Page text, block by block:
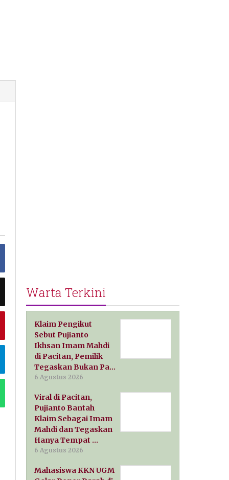
Warta Terkini
Klaim Pengikut
Sebut Pujianto
Ikhsan Imam Mahdi
di Pacitan, Pemilik
Tegaskan Bukan Pa…
6 Agustus 2026
Viral di Pacitan,
Pujianto Bantah
Klaim Sebagai Imam
Mahdi dan Tegaskan
Hanya Tempat …
6 Agustus 2026
Mahasiswa KKN UGM